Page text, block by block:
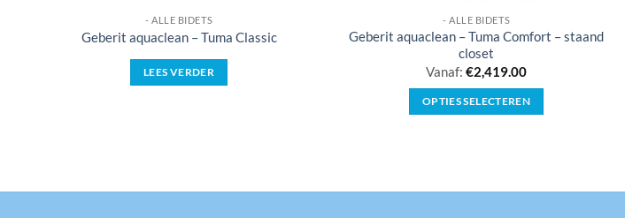
- ALLE BIDETS
Geberit aquaclean – Tuma Classic
LEES VERDER
- ALLE BIDETS
Geberit aquaclean – Tuma Comfort – staand
closet
Vanaf: €2,419.00
OPTIES SELECTEREN